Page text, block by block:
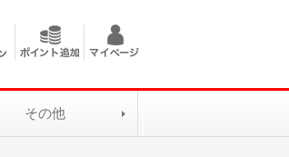
その他